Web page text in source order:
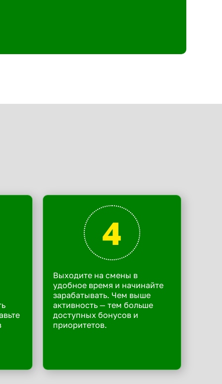
4
Выходите на смены в
удобное время и начинайте
зарабатывать. Чем выше
активность — тем больше
доступных бонусов и
приоритетов.